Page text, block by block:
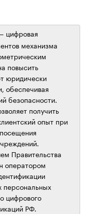
цифровая
механизма
повысить
юридически
обеспечивая
безопасности.
получить
опыт при
Правительства
оператором
персональных
цифрового
РФ.